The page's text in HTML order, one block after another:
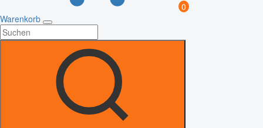
0
Warenkorb